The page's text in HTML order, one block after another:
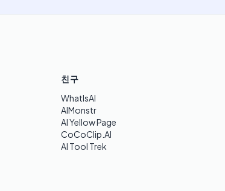
친구
WhatIsAI
AIMonstr
AI Yellow Page
CoCoClip.AI
AI Tool Trek